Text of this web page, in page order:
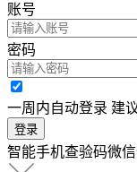
账号
密码
一周内自动登录 建
登录
智能手机查验码微